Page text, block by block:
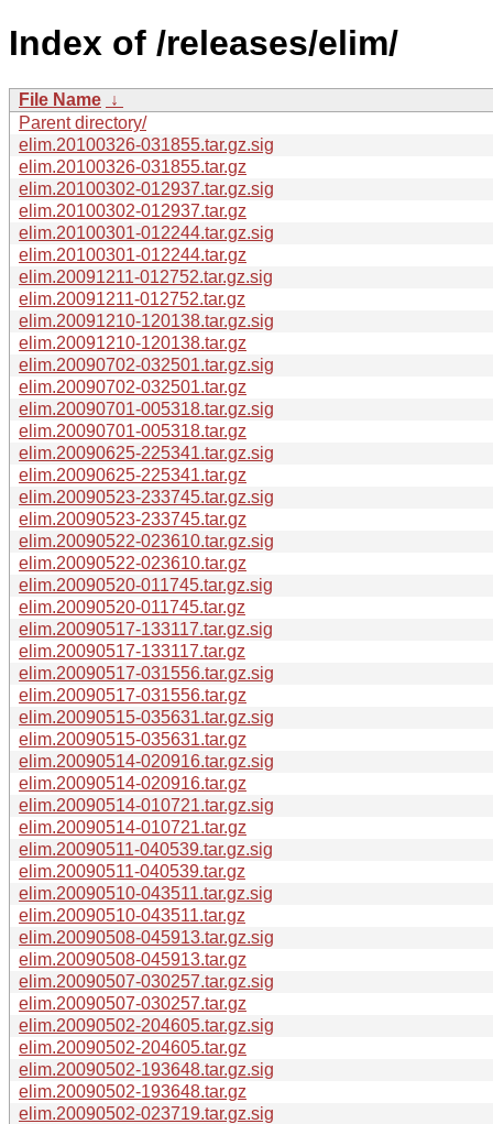
Index of /releases/elim/
File Name ↓
Parent directory/
elim.20100326-031855.tar.gz.sig
elim.20100326-031855.tar.gz
elim.20100302-012937.tar.gz.sig
elim.20100302-012937.tar.gz
elim.20100301-012244.tar.gz.sig
elim.20100301-012244.tar.gz
elim.20091211-012752.tar.gz.sig
elim.20091211-012752.tar.gz
elim.20091210-120138.tar.gz.sig
elim.20091210-120138.tar.gz
elim.20090702-032501.tar.gz.sig
elim.20090702-032501.tar.gz
elim.20090701-005318.tar.gz.sig
elim.20090701-005318.tar.gz
elim.20090625-225341.tar.gz.sig
elim.20090625-225341.tar.gz
elim.20090523-233745.tar.gz.sig
elim.20090523-233745.tar.gz
elim.20090522-023610.tar.gz.sig
elim.20090522-023610.tar.gz
elim.20090520-011745.tar.gz.sig
elim.20090520-011745.tar.gz
elim.20090517-133117.tar.gz.sig
elim.20090517-133117.tar.gz
elim.20090517-031556.tar.gz.sig
elim.20090517-031556.tar.gz
elim.20090515-035631.tar.gz.sig
elim.20090515-035631.tar.gz
elim.20090514-020916.tar.gz.sig
elim.20090514-020916.tar.gz
elim.20090514-010721.tar.gz.sig
elim.20090514-010721.tar.gz
elim.20090511-040539.tar.gz.sig
elim.20090511-040539.tar.gz
elim.20090510-043511.tar.gz.sig
elim.20090510-043511.tar.gz
elim.20090508-045913.tar.gz.sig
elim.20090508-045913.tar.gz
elim.20090507-030257.tar.gz.sig
elim.20090507-030257.tar.gz
elim.20090502-204605.tar.gz.sig
elim.20090502-204605.tar.gz
elim.20090502-193648.tar.gz.sig
elim.20090502-193648.tar.gz
elim.20090502-023719.tar.gz.sig